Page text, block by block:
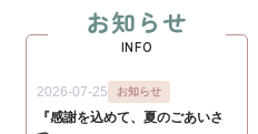
お知らせ
INFO